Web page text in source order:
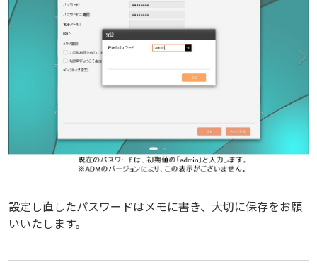
設定し直したパスワードはメモに書き、大切に保存をお願
いいたします。